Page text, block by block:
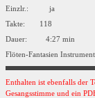
Einzlr.: ja
Takte: 118
Dauer: 4:27 min
Flöten-Fantasien
Enthalten ist ebenfalls der
Gesangsstimme und ein